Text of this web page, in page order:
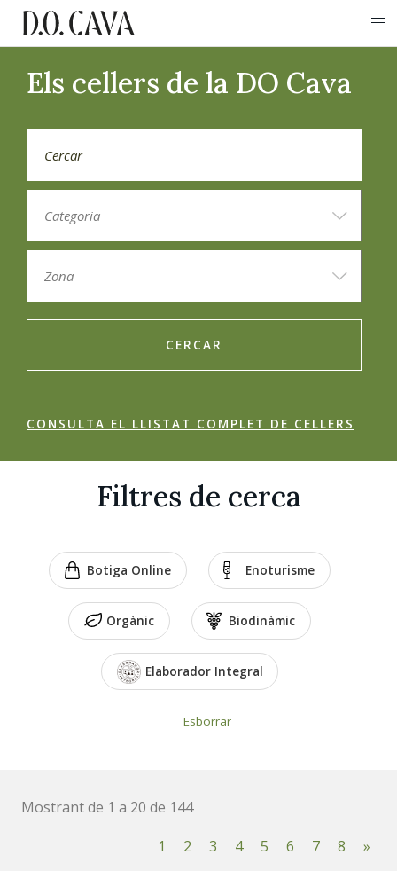
Els cellers de la DO Cava
CERCAR
CONSULTA EL LLISTAT COMPLET DE CELLERS
Filtres de cerca
Botiga Online Enoturisme
Orgànic Biodinàmic
Elaborador Integral
Esborrar
Mostrant de 1 a 20 de 144
1
2 3 4 5 6 7 8 »